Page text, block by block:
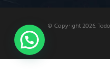
© Copyright 2026.